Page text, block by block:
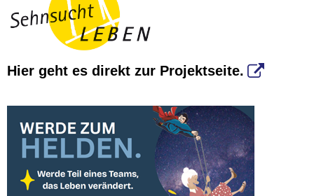
Hier geht es direkt zur Projektseite.